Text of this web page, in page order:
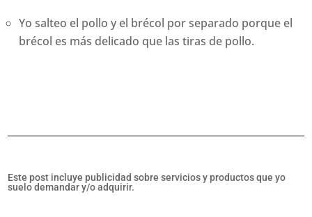
Yo salteo el pollo y el brécol por separado porque el
brécol es más delicado que las tiras de pollo.
Este post incluye publicidad sobre servicios y productos que yo
suelo demandar y/o adquirir.